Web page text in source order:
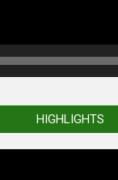
HIGHLIGHTS